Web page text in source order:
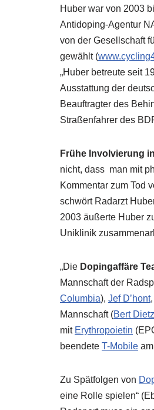
Huber war von 2003
Antidoping-Agentur
von der Gesellschaft
gewählt (
„Huber betreute seit
Ausstattung der
Beauftragter des
Straßenfahrer des
Frühe Involvierung in
nicht, dass man mit
Kommentar zum Tod
schwört Radarzt
2003 äußerte Huber
Uniklinik
„Die Dopingaffäre
Mannschaft der
Columbia), Jef D’hont
Mannschaft (Bert Dietz
mit Erythropoietin
beendete T-Mobile
Zu Spätfolgen von
eine Rolle spielen“